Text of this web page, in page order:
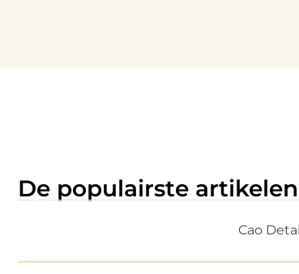
De populairste
Cao